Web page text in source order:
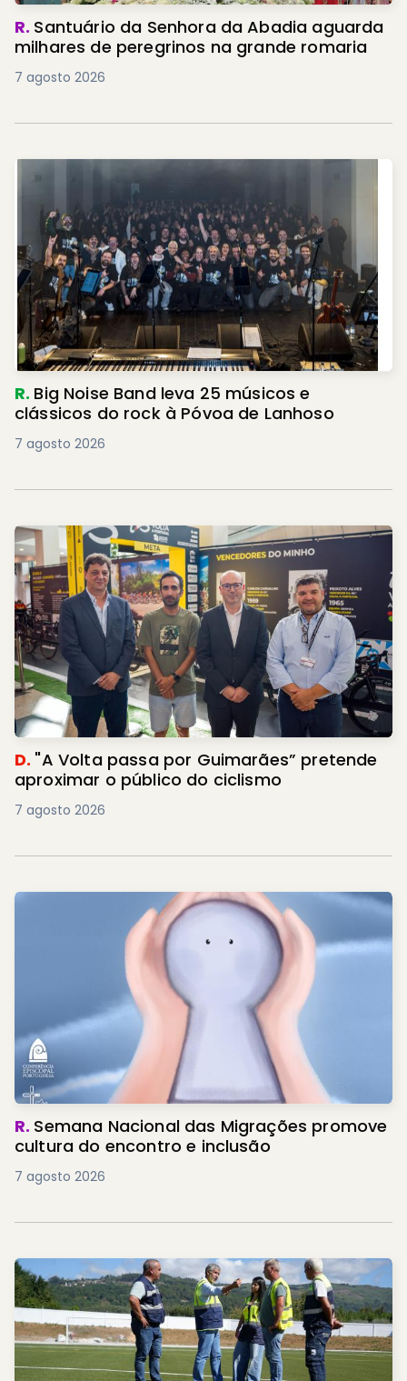
R. Santuário da Senhora da Abadia aguarda
milhares de peregrinos na grande romaria
7 agosto 2026
R. Big Noise Band leva 25 músicos e
clássicos do rock à Póvoa de Lanhoso
7 agosto 2026
D. "A Volta passa por Guimarães” pretende
aproximar o público do ciclismo
7 agosto 2026
R. Semana Nacional das Migrações promove
cultura do encontro e inclusão
7 agosto 2026